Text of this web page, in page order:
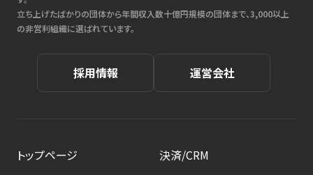
立ち上げたばかりの団体から年間収入数十億円規模の団体まで、3,000以上
の非営利組織に選ばれています。
採用情報 運営会社
トップページ
決済/CRM